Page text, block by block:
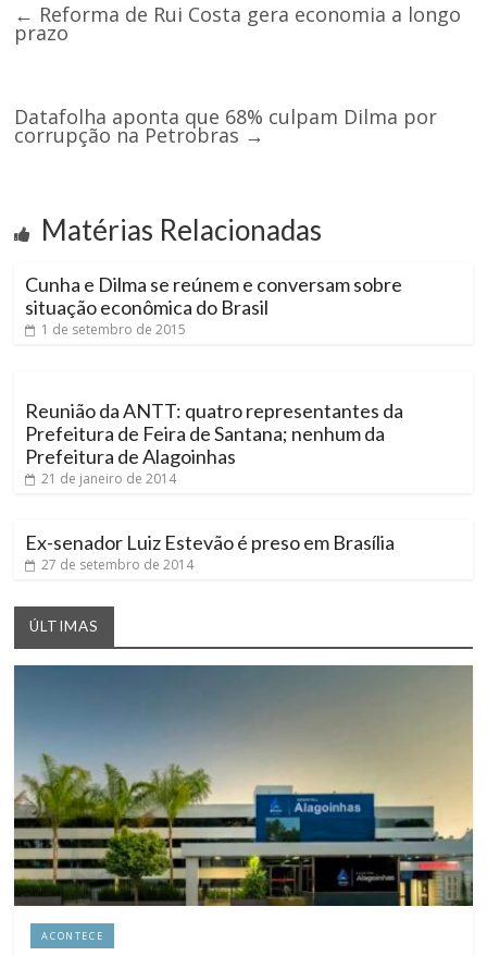
← Reforma de Rui Costa gera economia a longo
prazo
Datafolha aponta que 68% culpam Dilma por
corrupção na Petrobras →
Matérias Relacionadas
Cunha e Dilma se reúnem e conversam sobre
situação econômica do Brasil
1 de setembro de 2015
Reunião da ANTT: quatro representantes da
Prefeitura de Feira de Santana; nenhum da
Prefeitura de Alagoinhas
21 de janeiro de 2014
Ex-senador Luiz Estevão é preso em Brasília
27 de setembro de 2014
ÚLTIMAS
ACONTECE